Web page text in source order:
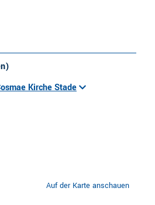
Kirche Stade
Auf der Karte anschauen